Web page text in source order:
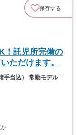
保存する
！託児所完備の
ただけます。
手当込） 常勤モデル
か